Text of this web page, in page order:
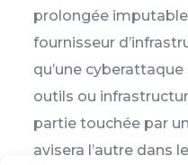
prolongée
fournisseur
qu’une
outils ou
partie touchée par
avisera l’autre dans